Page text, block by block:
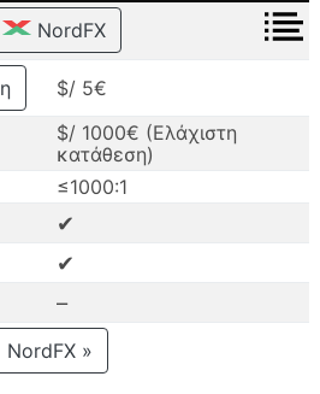
NordFX
$/ 5€
$/ 1000€ (Ελάχιστη
κατάθεση)
≤1000:1
✔
✔
–
NordFX »